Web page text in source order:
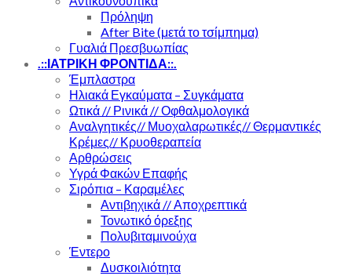
Πρόληψη
After Bite (μετά το τσίμπημα)
Γυαλιά Πρεσβυωπίας
.::ΙΑΤΡΙΚΗ ΦΡΟΝΤΙΔΑ::.
Έμπλαστρα
Ηλιακά Εγκαύματα – Συγκάματα
Ωτικά // Ρινικά // Οφθαλμολογικά
Αναλγητικές// Μυοχαλαρωτικές// Θερμαντικές
Κρέμες// Κρυοθεραπεία
Αρθρώσεις
Υγρά Φακών Επαφής
Σιρόπια – Καραμέλες
Αντιβηχικά // Αποχρεπτικά
Τονωτικό όρεξης
Πολυβιταμινούχα
Έντερο
Δυσκοιλιότητα